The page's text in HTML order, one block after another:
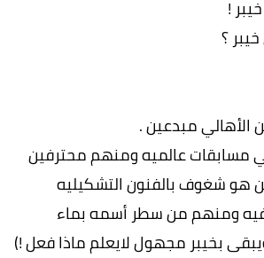
!
؟
الأهالي مبدعين .
عالميه ومنهم محترفين
هو شغوف بالفنون التشكيليه
ومنهم من سطر أسمه بماء
بخيبر مجهول لايعلم ماذا فعل !)